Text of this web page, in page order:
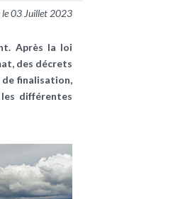
le 03 Juillet 2023
Après la loi
des décrets
finalisation,
les différentes